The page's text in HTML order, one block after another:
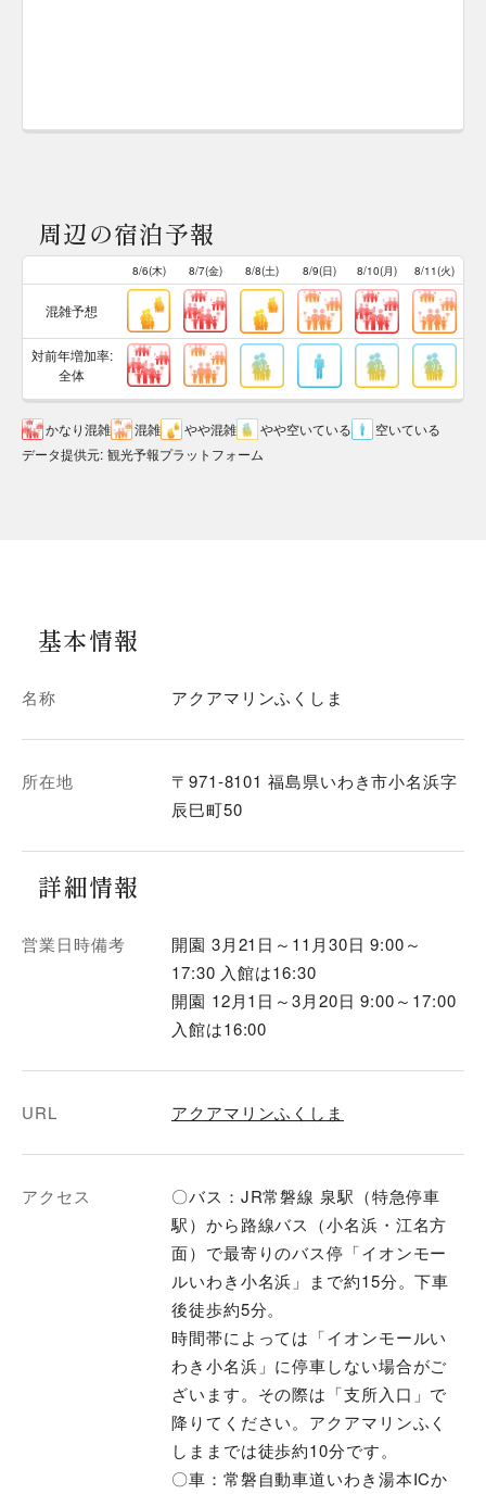
周辺の宿泊予報
8/6(木) 8/7(金) 8/8(土) 8/9(日) 8/10(月) 8/11(火)
混雑予想
対前年増加率:
全体
かなり混雑 混雑 やや混雑 やや空いている
空いている
データ提供元: 観光予報プラットフォーム
基本情報
名称 アクアマリンふくしま
所在地
〒971-8101 福島県いわき市小名浜字
辰巳町50
詳細情報
営業日時備考
開園 3月21日～11月30日 9:00～
17:30 入館は16:30
開園 12月1日～3月20日 9:00～17:00
入館は16:00
URL アクアマリンふくしま
アクセス
〇バス：JR常磐線 泉駅（特急停車
駅）から路線バス（小名浜・江名方
面）で最寄りのバス停「イオンモー
ルいわき小名浜」まで約15分。下車
後徒歩約5分。
時間帯によっては「イオンモールい
わき小名浜」に停車しない場合がご
ざいます。その際は「支所入口」で
降りてください。アクアマリンふく
しままでは徒歩約10分です。
〇車：常磐自動車道いわき湯本ICか